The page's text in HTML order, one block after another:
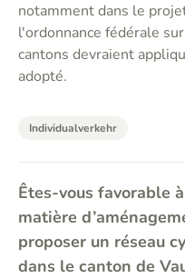
notamment dans le
l'ordonnance fédérale
cantons devraient
adopté.
Individualverkehr
Êtes-vous favorable
matière
proposer un réseau
dans le canton de